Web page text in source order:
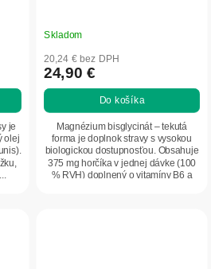
je
olej
Skladom
20,24 € bez DPH
24,90 €
Do košíka
Magnézium bisglycinát – tekutá
forma je doplnok stravy s vysokou
biologickou dostupnosťou. Obsahuje
375 mg horčíka v jednej dávke (100
% RVH) doplnený o vitamíny B6 a